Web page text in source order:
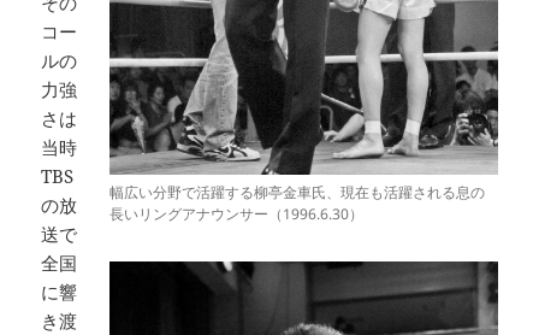
幅広い分野で活躍する柳亭金車氏、現在も活躍される息の
長いリングアナウンサー（1996.6.30）
コー
ルの
力強
さは
当時
TBS
の放
送で
全国
に響
き渡